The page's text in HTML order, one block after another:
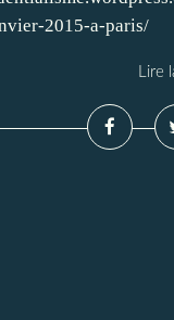
2015-a-paris/
Lire